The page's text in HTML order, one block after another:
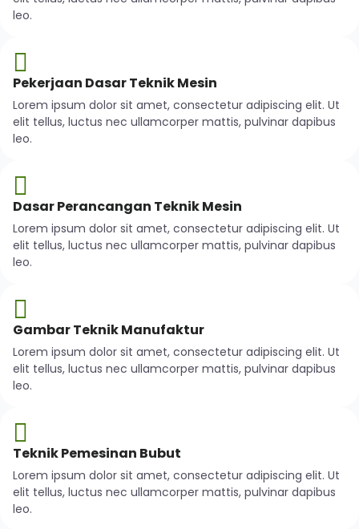
leo.
Pekerjaan Dasar Teknik Mesin
Lorem ipsum dolor sit amet, consectetur adipiscing elit. Ut
elit tellus, luctus nec ullamcorper mattis, pulvinar dapibus
leo.
Dasar Perancangan Teknik Mesin
Lorem ipsum dolor sit amet, consectetur adipiscing elit. Ut
elit tellus, luctus nec ullamcorper mattis, pulvinar dapibus
leo.
Gambar Teknik Manufaktur
Lorem ipsum dolor sit amet, consectetur adipiscing elit. Ut
elit tellus, luctus nec ullamcorper mattis, pulvinar dapibus
leo.
Teknik Pemesinan Bubut
Lorem ipsum dolor sit amet, consectetur adipiscing elit. Ut
elit tellus, luctus nec ullamcorper mattis, pulvinar dapibus
leo.